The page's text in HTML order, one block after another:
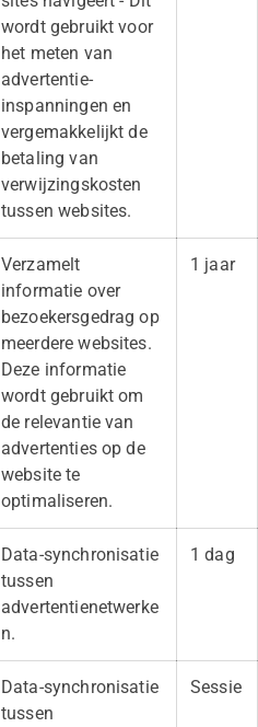
wordt gebruikt voor
het meten van
advertentie-
inspanningen en
vergemakkelijkt de
betaling van
verwijzingskosten
tussen websites.
Verzamelt
informatie over
bezoekersgedrag op
meerdere websites.
Deze informatie
wordt gebruikt om
de relevantie van
advertenties op de
website te
optimaliseren.
1 jaar
Data-synchronisatie
tussen
advertentienetwerke
n.
1 dag
Data-synchronisatie
tussen
Sessie